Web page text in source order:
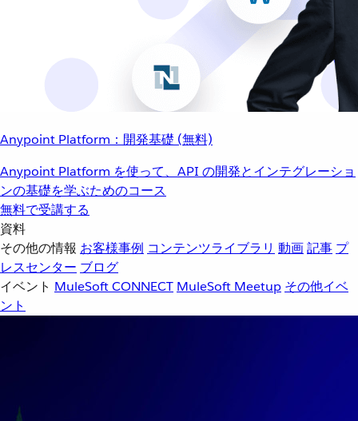
Anypoint Platform：開発基礎 (無料)
Anypoint Platform を使って、API の開発とインテグレーショ
ンの基礎を学ぶためのコース
無料で受講する
資料
その他の情報 お客様事例 コンテンツライブラリ 動画記事 プ
レスセンター ブログ
イベント MuleSoft CONNECT MuleSoft Meetup その他イベ
ント